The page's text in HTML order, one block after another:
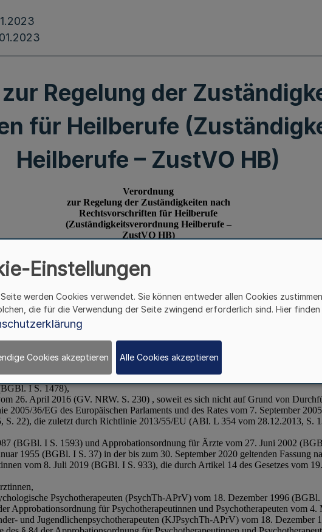
Regelung der
für Heilberufe
Heilberufe – ZustVO HB)
Einstellungen
werden Cookies verwendet. Sie können entweder allen Cookies zustimmen,
die für die Verwendung der Seite zwingend erforderlich sind. Hier finden
Cookies akzeptieren Alle Cookies akzeptieren